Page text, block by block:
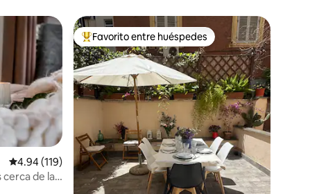
Calificación promedio: 4.94 de 5; 119 evaluaciones
4.94 (119)
cerca de la
De los mejores en Favorito entre huéspedes
Favorito entre huéspedes